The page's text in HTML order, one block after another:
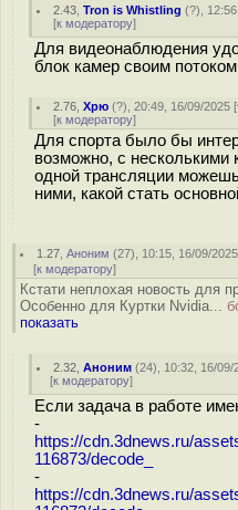
2.43 ,Tron is Whistling (?),
[к модератору]
Для видеонаблюдения
блок камер своим
2.76 ,Хрю (?), 20:49, 16/09/2025 [
[к модератору]
Для спорта было бы
возможно, с несколькими
одной трансляции
ними, какой стать
1.27 ,Аноним (27), 10:15, 16/09/
[к модератору]
Кстати неплохая новость для
Особенно для Куртки Nvidia...
показать
2.32 ,Аноним (24), 10:32, 16/09/
[к модератору]
Если задача в работе
-
https://cdn.3dnews.ru/
116873/decode_
-
https://cdn.3dnews.ru/